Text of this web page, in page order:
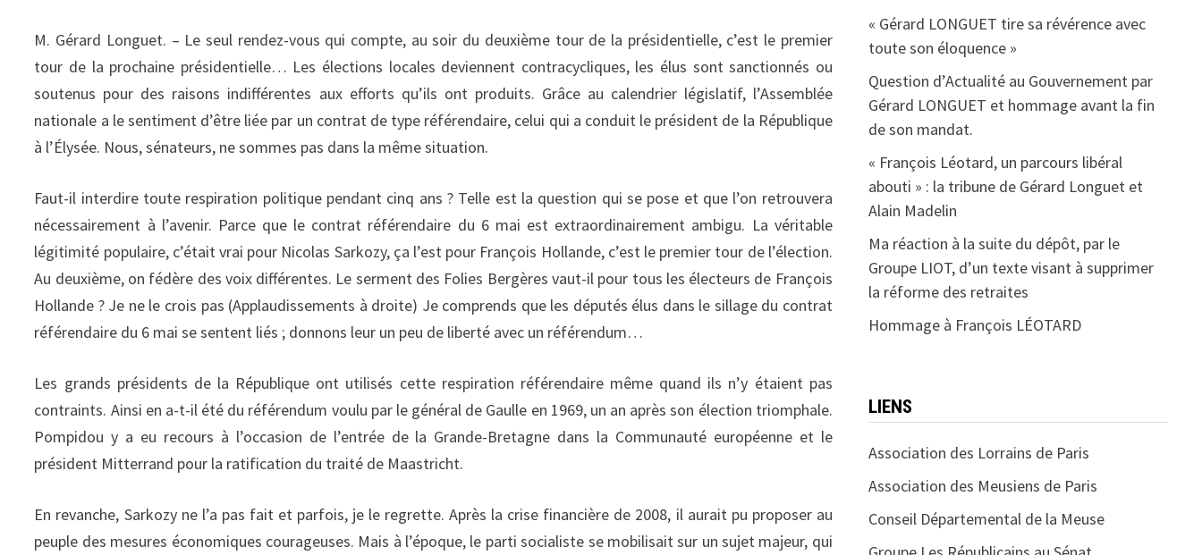
M. Gérard Longuet. – Le seul rendez-vous qui compte, au soir du deuxième tour de la présidentielle, c’est le premier
tour de la prochaine présidentielle… Les élections locales deviennent contracycliques, les élus sont sanctionnés ou
soutenus pour des raisons indifférentes aux efforts qu’ils ont produits. Grâce au calendrier législatif, l’Assemblée
nationale a le sentiment d’être liée par un contrat de type référendaire, celui qui a conduit le président de la République
à l’Élysée. Nous, sénateurs, ne sommes pas dans la même situation.
Faut-il interdire toute respiration politique pendant cinq ans ? Telle est la question qui se pose et que l’on retrouvera
nécessairement à l’avenir. Parce que le contrat référendaire du 6 mai est extraordinairement ambigu. La véritable
légitimité populaire, c’était vrai pour Nicolas Sarkozy, ça l’est pour François Hollande, c’est le premier tour de l’élection.
Au deuxième, on fédère des voix différentes. Le serment des Folies Bergères vaut-il pour tous les électeurs de François
Hollande ? Je ne le crois pas (Applaudissements à droite) Je comprends que les députés élus dans le sillage du contrat
référendaire du 6 mai se sentent liés ; donnons leur un peu de liberté avec un référendum…
Les grands présidents de la République ont utilisés cette respiration référendaire même quand ils n’y étaient pas
contraints. Ainsi en a-t-il été du référendum voulu par le général de Gaulle en 1969, un an après son élection triomphale.
Pompidou y a eu recours à l’occasion de l’entrée de la Grande-Bretagne dans la Communauté européenne et le
président Mitterrand pour la ratification du traité de Maastricht.
En revanche, Sarkozy ne l’a pas fait et parfois, je le regrette. Après la crise financière de 2008, il aurait pu proposer au
peuple des mesures économiques courageuses. Mais à l’époque, le parti socialiste se mobilisait sur un sujet majeur, qui
« Gérard LONGUET tire sa révérence avec
toute son éloquence »
Question d’Actualité au Gouvernement par
Gérard LONGUET et hommage avant la fin
de son mandat.
« François Léotard, un parcours libéral
abouti » : la tribune de Gérard Longuet et
Alain Madelin
Ma réaction à la suite du dépôt, par le
Groupe LIOT, d’un texte visant à supprimer
la réforme des retraites
Hommage à François LÉOTARD
LIENS
Association des Lorrains de Paris
Association des Meusiens de Paris
Conseil Départemental de la Meuse